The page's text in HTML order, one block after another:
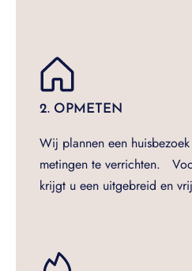
2. OPMETEN
Wij plannen een
metingen te verrichten.
krijgt u een uitgebreid en